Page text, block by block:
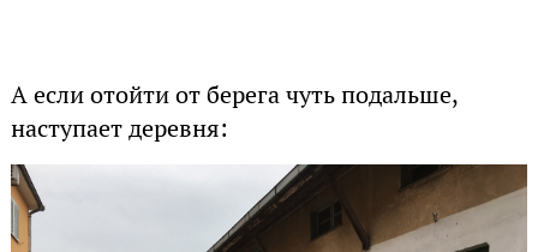
А если отойти от берега чуть подальше,
наступает деревня: